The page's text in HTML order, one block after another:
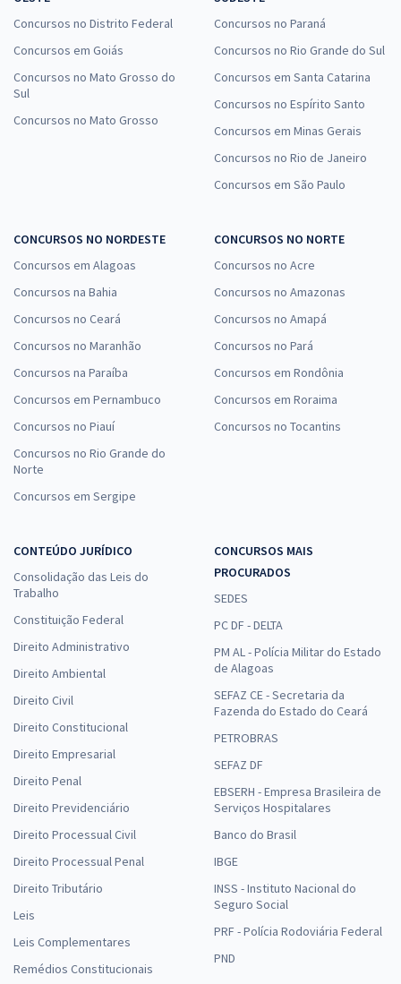
Concursos no Distrito Federal
Concursos em Goiás
Concursos no Mato Grosso do
Sul
Concursos no Mato Grosso
Concursos no Paraná
Concursos no Rio Grande do Sul
Concursos em Santa Catarina
Concursos no Espírito Santo
Concursos em Minas Gerais
Concursos no Rio de Janeiro
Concursos em São Paulo
CONCURSOS NO NORDESTE
Concursos em Alagoas
Concursos na Bahia
Concursos no Ceará
Concursos no Maranhão
Concursos na Paraíba
Concursos em Pernambuco
Concursos no Piauí
Concursos no Rio Grande do
Norte
Concursos em Sergipe
CONCURSOS NO NORTE
Concursos no Acre
Concursos no Amazonas
Concursos no Amapá
Concursos no Pará
Concursos em Rondônia
Concursos em Roraima
Concursos no Tocantins
CONTEÚDO JURÍDICO
Consolidação das Leis do
Trabalho
Constituição Federal
Direito Administrativo
Direito Ambiental
Direito Civil
Direito Constitucional
Direito Empresarial
Direito Penal
Direito Previdenciário
Direito Processual Civil
Direito Processual Penal
Direito Tributário
Leis
Leis Complementares
Remédios Constitucionais
CONCURSOS MAIS
PROCURADOS
SEDES
PC DF - DELTA
PM AL - Polícia Militar do Estado
de Alagoas
SEFAZ CE - Secretaria da
Fazenda do Estado do Ceará
PETROBRAS
SEFAZ DF
EBSERH - Empresa Brasileira de
Serviços Hospitalares
Banco do Brasil
IBGE
INSS - Instituto Nacional do
Seguro Social
PRF - Polícia Rodoviária Federal
PND